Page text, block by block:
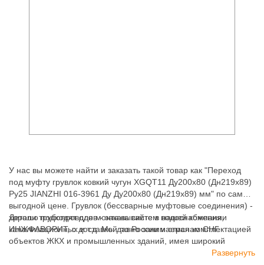
У нас вы можете найти и заказать такой товар как "Переход
под муфту грувлок ковкий чугун XGQT11 Ду200х80 (Дн219х89)
Ру25 JIANZHI 016-3961 Ду Ду200х80 (Дн219х89) мм" по самой
выгодной цене. Грувлок (бессварные муфтовые соединения) -
хорошо подходят для монтажа систем водоснабжения,
канализационных и т.д. Мы давно занимаемся комплектацией
объектов ЖКХ и промышленных зданий, имея широкий
Детали трубопроводов - заказывайте в нашей компании
ИНЖФАВОРИТ, с доставкой по России и странам СНГ.
Развернуть